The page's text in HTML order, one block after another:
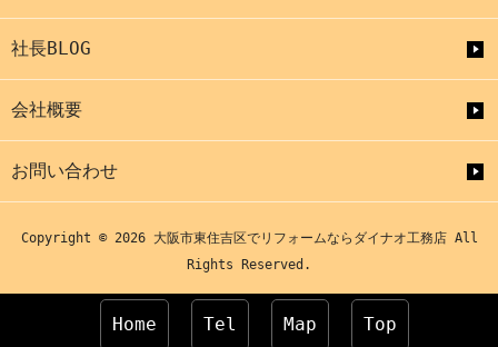
社長BLOG
会社概要
お問い合わせ
Copyright © 2026 大阪市東住吉区でリフォームならダイナオ工務店 All
Rights Reserved.
Home Tel Map Top